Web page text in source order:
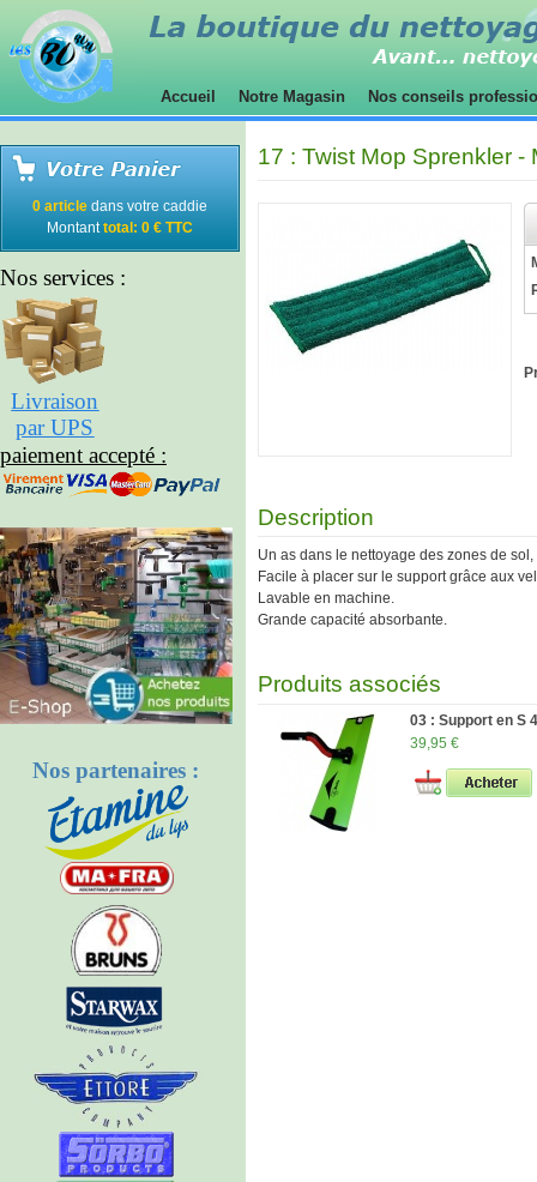
Accueil Notre Magasin Nos conseils
0 article dans votre caddie
Montanttotal: 0 € TTC
Nos services :
Livraison
par UPS
paiement accepté :
Nos partenaires :
17 : Twist Mop Sprenkler
Description
Un as dans le nettoyage des zones de
Facile à placer sur le support grâce aux
Lavable en machine.
Grande capacité absorbante.
Produits associés
03 : Support en S
39,95 €